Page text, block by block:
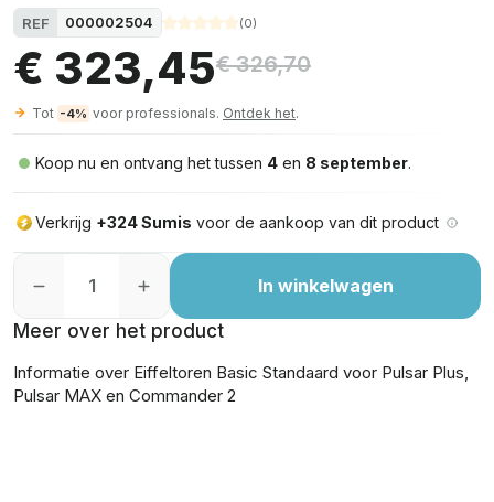
REF 000002504 (0)
€ 323,45€ 326,70
Tot -4% voor professionals. Ontdek het.
Koop nu en ontvang het tussen 4 en 8 september.
Verkrijg +324 Sumis voor de aankoop van dit product
In winkelwagen
Meer over het product
Informatie over Eiffeltoren Basic Standaard voor Pulsar Plus,
Pulsar MAX en Commander 2